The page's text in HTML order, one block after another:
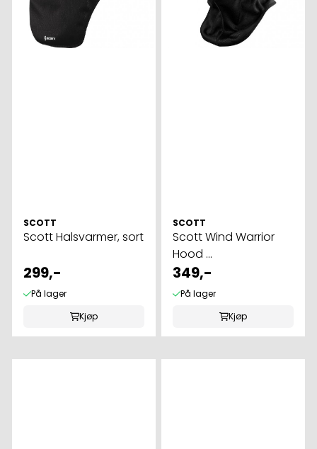
SCOTT
Scott Halsvarmer, sort
299,-
På lager
Kjøp
SCOTT
Scott Wind Warrior
Hood ...
349,-
På lager
Kjøp